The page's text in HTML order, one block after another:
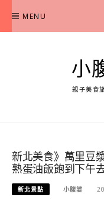
content
MENU
小
親子美食
新北美食》萬里豆
熟蛋油飯飽到下午
新北景點 小腹婆